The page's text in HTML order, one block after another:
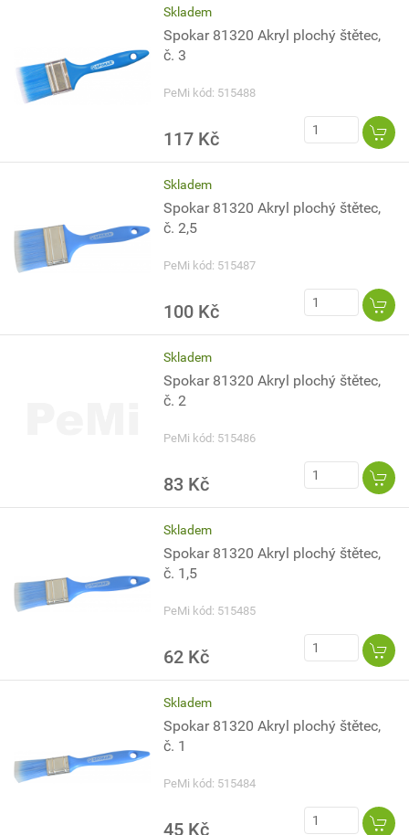
Skladem
Spokar 81320 Akryl plochý štětec,
č. 3
PeMi kód: 515488
117 Kč
Skladem
Spokar 81320 Akryl plochý štětec,
č. 2,5
PeMi kód: 515487
100 Kč
Skladem
Spokar 81320 Akryl plochý štětec,
č. 2
PeMi kód: 515486
83 Kč
Skladem
Spokar 81320 Akryl plochý štětec,
č. 1,5
PeMi kód: 515485
62 Kč
Skladem
Spokar 81320 Akryl plochý štětec,
č. 1
PeMi kód: 515484
45 Kč